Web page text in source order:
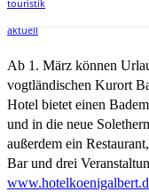
Ab 1. März können
vogtländischen Kurort
Hotel bietet einen
und in die neue
außerdem ein
Bar und drei